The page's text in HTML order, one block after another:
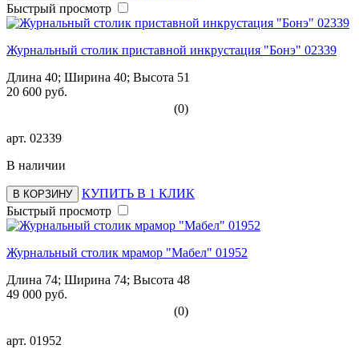
Быстрый просмотр
Журнальный столик приставной инкрустация "Бонэ" 02339
Длина 40; Ширина 40; Высота 51
20 600 руб.
(0)
арт. 02339
В наличии
В КОРЗИНУ
КУПИТЬ В 1 КЛИК
Быстрый просмотр
Журнальный столик мрамор "Мабел" 01952
Длина 74; Ширина 74; Высота 48
49 000 руб.
(0)
арт. 01952